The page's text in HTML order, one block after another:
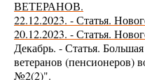
ВЕТЕРАНОВ.
22.12.2023. - Статья.
20.12.2023. - Статья.
Декабрь. - Статья.
ветеранов
№2(2)".